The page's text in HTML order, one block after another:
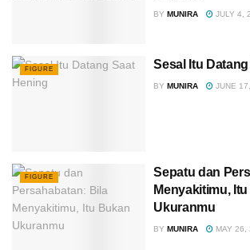
BY MUNIRA JULY 4,
FIGURE Sesal Itu
BY MUNIRA JUNE
FIGURE
Sepatu dan
Menyakitimu,
Ukuranmu
BY MUNIRA MAY 26,